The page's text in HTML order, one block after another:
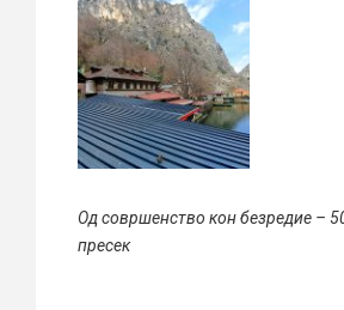
Од совршенство кон безредие –
пресек